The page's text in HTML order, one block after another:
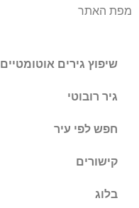
מפת האתר
שיפוץ גירים אוטומטיים
גיר רובוטי
חפש לפי עיר
קישורים
בלוג